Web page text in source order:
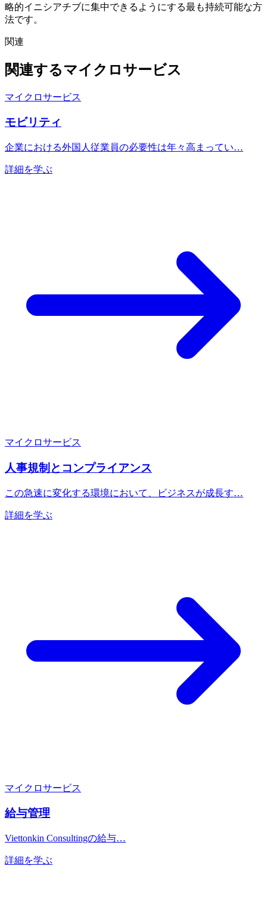
略的イニシアチブに集中できるようにする最も持続可能な方
法です。
関連
関連するマイクロサービス
マイクロサービス
モビリティ
企業における外国人従業員の必要性は年々高まってい…
詳細を学ぶ
マイクロサービス
人事規制とコンプライアンス
この急速に変化する環境において、ビジネスが成長す…
詳細を学ぶ
マイクロサービス
給与管理
Viettonkin Consultingの給与…
詳細を学ぶ